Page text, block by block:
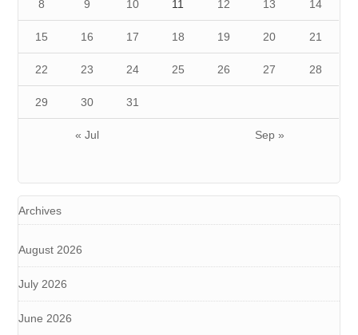
« Jul Sep »
8 9 10 11 12 13 14
15 16 17 18 19 20 21
22 23 24 25 26 27 28
29 30 31
Archives
August 2026
July 2026
June 2026